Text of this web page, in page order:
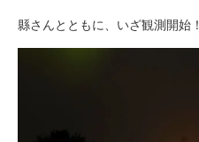
縣さんとともに、いざ観測開始！